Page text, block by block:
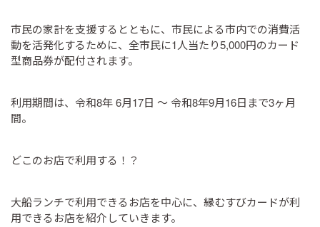
市民の家計を支援するとともに、市民による市内での消費活
動を活発化するために、全市民に1人当たり5,000円のカード
型商品券が配付されます。
利用期間は、令和8年 6月17日 〜 令和8年9月16日まで3ヶ月
間。
どこのお店で利用する！？
大船ランチで利用できるお店を中心に、縁むすびカードが利
用できるお店を紹介していきます。